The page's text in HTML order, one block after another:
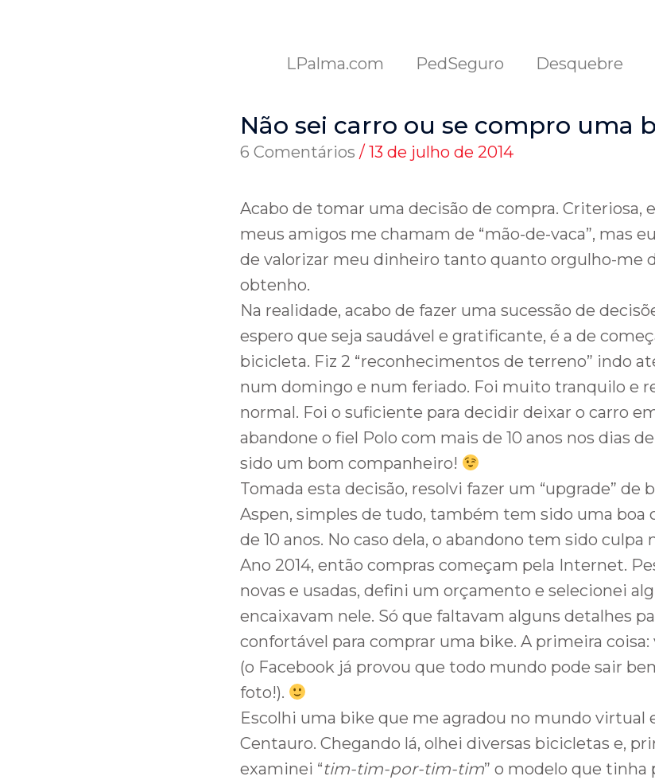
LPalma.com PedSeguro Desquebre
Não sei carro ou se compro uma
6 Comentários / 13 de julho de 2014
Acabo de tomar uma decisão de compra. Criteriosa,
meus amigos me chamam de “mão-de-vaca”, mas
de valorizar meu dinheiro tanto quanto orgulho-me
obtenho.
Na realidade, acabo de fazer uma sucessão de
espero que seja saudável e gratificante, é a de
bicicleta. Fiz 2 “reconhecimentos de terreno” indo
num domingo e num feriado. Foi muito tranquilo e
normal. Foi o suficiente para decidir deixar o carro
abandone o fiel Polo com mais de 10 anos nos dias
sido um bom companheiro!
Tomada esta decisão, resolvi fazer um “upgrade” de
Aspen, simples de tudo, também tem sido uma boa
de 10 anos. No caso dela, o abandono tem sido culpa
Ano 2014, então compras começam pela Internet.
novas e usadas, defini um orçamento e selecionei
encaixavam nele. Só que faltavam alguns detalhes
confortável para comprar uma bike. A primeira
(o Facebook já provou que todo mundo pode sair
foto!).
Escolhi uma bike que me agradou no mundo virtual
Centauro. Chegando lá, olhei diversas bicicletas e,
examinei “tim-tim-por-tim-tim” o modelo que tinha